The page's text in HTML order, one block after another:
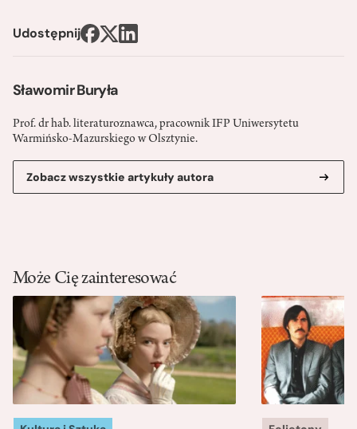
Sławomir Buryła
Prof. dr hab. literaturoznawca, pracownik IFP Uniwersytetu
Warmińsko-Mazurskiego w Olsztynie.
Zobacz wszystkie artykuły autora
Udostępnij
Może Cię zainteresować